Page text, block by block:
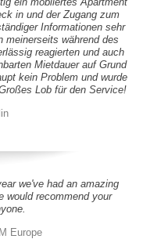
in und der Zugang zum
Informationen sehr
meinerseits während des
reagierten und auch
Mietdauer auf Grund
kein Problem und wurde
Lob für den Service!
we've had an amazing
would recommend your
Europe